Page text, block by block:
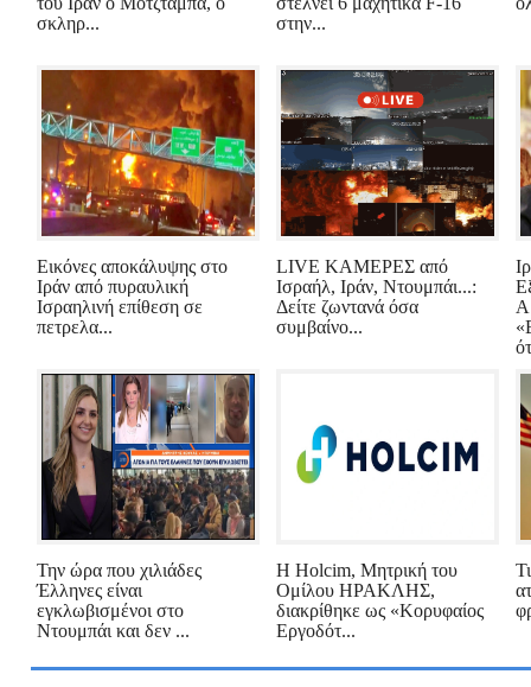
σκληρ...
στην...
Εικόνες αποκάλυψης στο
Ιράν από πυραυλική
Ισραηλινή επίθεση σε
πετρελα...
LIVE ΚΑΜΕΡΕΣ από
Ισραήλ, Ιράν, Ντουμπάι...:
Δείτε ζωντανά όσα
συμβαίνο...
Την ώρα που χιλιάδες
Έλληνες είναι
εγκλωβισμένοι στο
Ντουμπάι και δεν ...
Η Holcim, Μητρική του
Ομίλου ΗΡΑΚΛΗΣ,
διακρίθηκε ως «Κορυφαίος
Εργοδότ...